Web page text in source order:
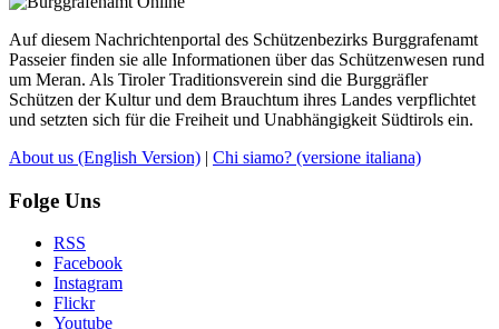
Auf diesem Nachrichtenportal des Schützenbezirks Burggrafenamt
Passeier finden sie alle Informationen über das Schützenwesen rund
um Meran. Als Tiroler Traditionsverein sind die Burggräfler
Schützen der Kultur und dem Brauchtum ihres Landes verpflichtet
und setzten sich für die Freiheit und Unabhängigkeit Südtirols ein.
About us (English Version) | Chi siamo? (versione italiana)
Folge Uns
RSS
Facebook
Instagram
Flickr
Youtube